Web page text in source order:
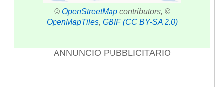
© OpenStreetMapcontributors, ©
OpenMapTiles, GBIF (CC BY-SA 2.0)
ANNUNCIO PUBBLICITARIO